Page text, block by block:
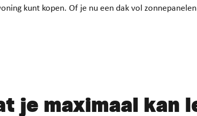
kunt kopen. Of je nu een dak vol
je maximaal kan